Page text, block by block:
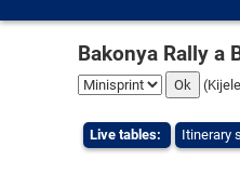
Bakonya Rally a
(
Live tables: Itinerary